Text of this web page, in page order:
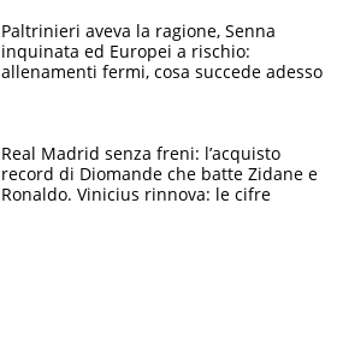
Paltrinieri aveva la ragione, Senna
inquinata ed Europei a rischio:
allenamenti fermi, cosa succede adesso
Real Madrid senza freni: l’acquisto
record di Diomande che batte Zidane e
Ronaldo. Vinicius rinnova: le cifre